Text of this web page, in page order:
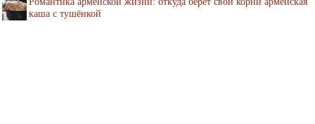
каша с тушёнкой